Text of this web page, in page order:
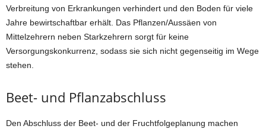
Verbreitung von Erkrankungen verhindert und den Boden für viele
Jahre bewirtschaftbar erhält. Das Pflanzen/Aussäen von
Mittelzehrern neben Starkzehrern sorgt für keine
Versorgungskonkurrenz, sodass sie sich nicht gegenseitig im Wege
stehen.
Beet- und Pflanzabschluss
Den Abschluss der Beet- und der Fruchtfolgeplanung machen